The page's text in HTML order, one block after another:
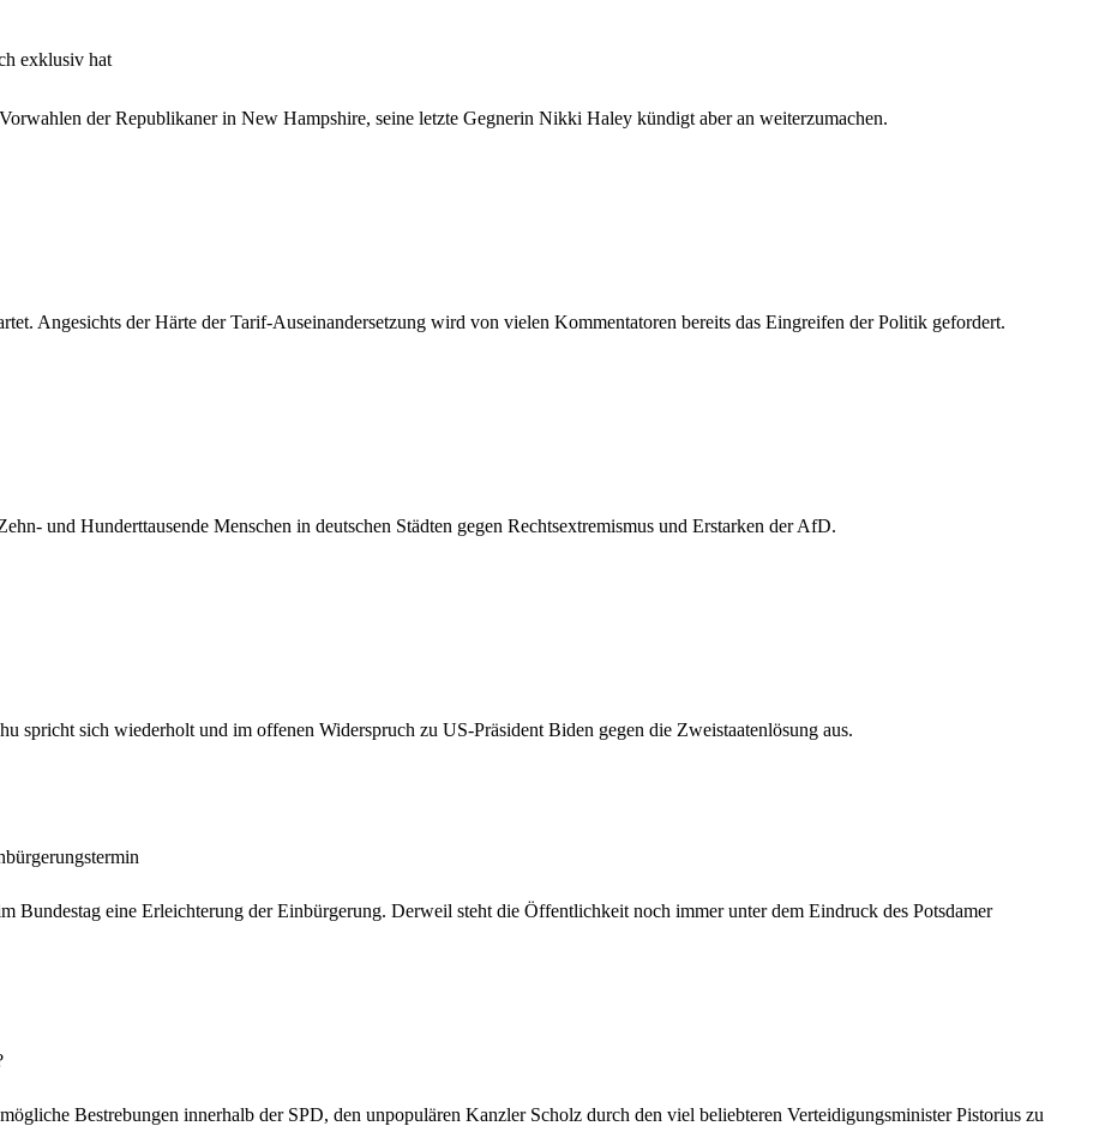
exklusiv hat
der Republikaner in New Hampshire, seine letzte Gegnerin Nikki Haley kündigt aber an weiterzumachen.
Angesichts der Härte der Tarif-Auseinandersetzung wird von vielen Kommentatoren bereits das Eingreifen der Politik gefordert.
und Hunderttausende Menschen in deutschen Städten gegen Rechtsextremismus und Erstarken der AfD.
spricht sich wiederholt und im offenen Widerspruch zu US-Präsident Biden gegen die Zweistaatenlösung aus.
Bundestag eine Erleichterung der Einbürgerung. Derweil steht die Öffentlichkeit noch immer unter dem Eindruck des Potsdamer
Bestrebungen innerhalb der SPD, den unpopulären Kanzler Scholz durch den viel beliebteren Verteidigungsminister Pistorius zu